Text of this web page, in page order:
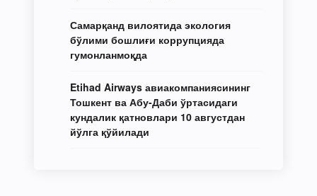
Самарқанд вилоятида экология
бўлими бошлиғи коррупцияда
гумонланмоқда
Etihad Airways авиакомпаниясининг
Тошкент ва Абу-Даби ўртасидаги
кундалик қатновлари 10 августдан
йўлга қўйилади